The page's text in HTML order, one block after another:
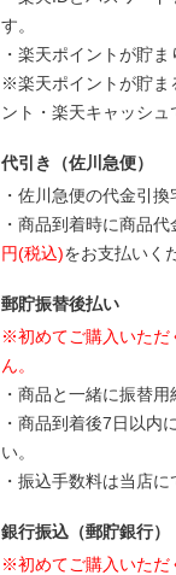
す。
・楽天ポイントが貯ま
※楽天ポイントが貯ま
ント・楽天キャッシュ
代引き（佐川急便）
・佐川急便の代金引
・商品到着時に商品
円(税込)をお支払いく
郵貯振替後払い
※初めてご購入いただ
ん。
・商品と一緒に振替
・商品到着後7日以内
い。
・振込手数料は当店
銀行振込（郵貯銀行）
※初めてご購入いただ